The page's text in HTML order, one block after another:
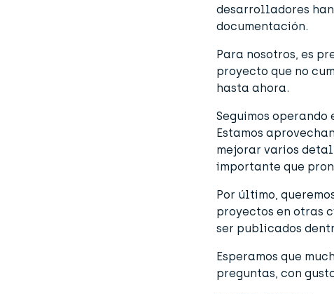
desarrolladores
documentación.
Para nosotros, es
proyecto que no
hasta ahora.
Seguimos
Estamos
mejorar varios
importante que
Por último,
proyectos en otras
ser publicados
Esperamos que
preguntas, con